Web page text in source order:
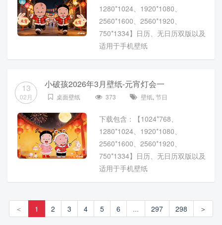
1280*1024、1920*1080、
2560*1600、2560*1920、
750*1334】日历、无日历双版以及
适用于手机壁纸
13
02月
小破孩2026年3月壁纸-元宵灯会一
桌面壁纸 373 壁纸, 节日
下载包含：【1024*768、
1280*1024、1920*1080、
2560*1600、2560*1920、
750*1334】日历、无日历双版以及
适用于手机壁纸
＜ 1 2 3 4 5 6 ... 297 298 ＞